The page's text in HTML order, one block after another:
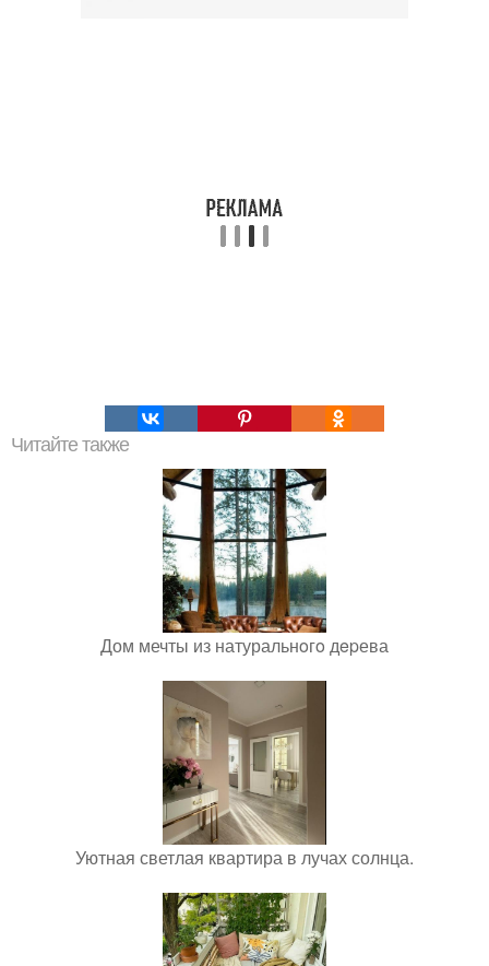
Читайте также
Дом мечты из натуральнoгo дepева
Уютная светлая квартира в лучах солнца.